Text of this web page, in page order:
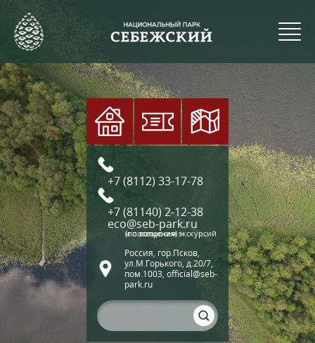
+7 (8112) 33-17-78
+7 (81140) 2-12-38
eco@seb-park.ru
(по вопросам экскурсий и посещения)
Россия, гор.Псков,
ул.М.Горького, д.20/7,
пом.1003, official@seb-
park.ru